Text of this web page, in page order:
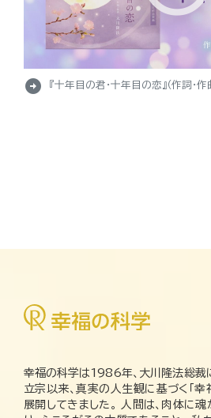
arrow_circle_right 『十年目の君・十年目の恋』（作詞・作
幸福の科学は1986年、大川隆法総裁
立宗以来、真実の人生観に基づく「幸
展開してきました。 人間は、肉体に